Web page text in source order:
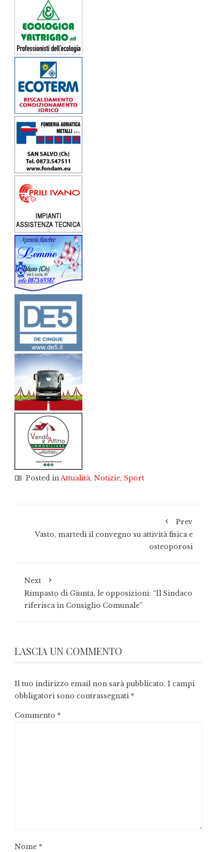
Posted inAttualità, Notizie, Sport
Prev
Vasto, martedì il convegno su attività fisica e
osteoporosi
Next
Rimpasto di Giunta, le opposizioni: “Il Sindaco
riferisca in Consiglio Comunale”
LASCIA UN COMMENTO
Il tuo indirizzo email non sarà pubblicato. I campi
obbligatori sono contrassegnati *
Commento *
Nome *